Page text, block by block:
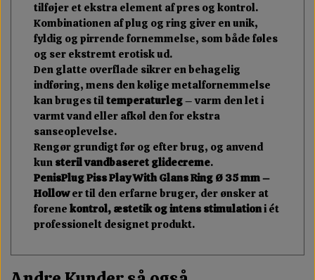
tilføjer et ekstra element af pres og kontrol.
Kombinationen af plug og ring giver en unik,
fyldig og pirrende fornemmelse, som både føles
og ser ekstremt erotisk ud.
Den glatte overflade sikrer en behagelig
indføring, mens den kølige metalfornemmelse
kan bruges tiltemperaturleg– varm den let i
varmt vand eller afkøl den for ekstra
sanseoplevelse.
Rengør grundigt før og efter brug, og anvend
kun steril vandbaseret glidecreme.
PenisPlug Piss Play With Glans Ring Ø 35 mm –
Hollower til den erfarne bruger, der ønsker at
forene kontrol, æstetik og intens stimulationi ét
professionelt designet produkt.